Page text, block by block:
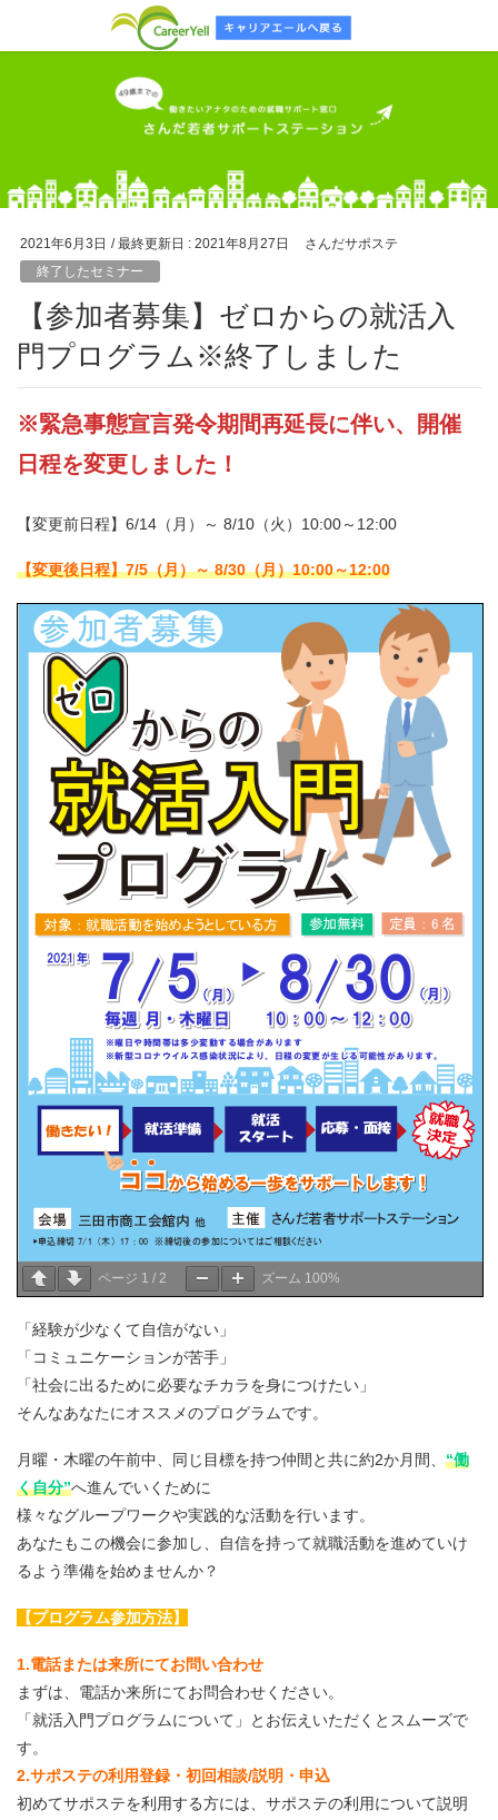
2021年6月3日 / 最終更新日 : 2021年8月27日
さんだサポステ
終了したセミナー
【参加者募集】ゼロからの就活入
門プログラム※終了しました
※緊急事態宣言発令期間再延長に伴い、開催
日程を変更しました！
【変更前日程】6/14（月）～ 8/10（火）10:00～12:00
【変更後日程】7/5（月）～ 8/30（月）10:00～12:00
ページ 1 / 2 ズーム 100%
「経験が少なくて自信がない」
「コミュニケーションが苦手」
「社会に出るために必要なチカラを身につけたい」
そんなあなたにオススメのプログラムです。
月曜・木曜の午前中、同じ目標を持つ仲間と共に約2か月間、 “働
く自分”へ進んでいくために
様々なグループワークや実践的な活動を行います。
あなたもこの機会に参加し、自信を持って就職活動を進めていけ
るよう準備を始めませんか？
【プログラム参加方法】
1.電話または来所にてお問い合わせ
まずは、電話か来所にてお問合わせください。
「就活入門プログラムについて」とお伝えいただくとスムーズで
す。
2.サポステの利用登録・初回相談/説明・申込
初めてサポステを利用する方には、サポステの利用について説明